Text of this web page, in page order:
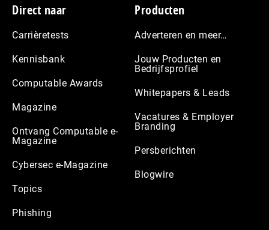
Footer
Direct naar
Carrièretests
Kennisbank
Computable Awards
Magazine
Ontvang Computable e-
Magazine
Cybersec e-Magazine
Topics
Phishing
Producten
Adverteren en meer…
Jouw Producten en
Bedrijfsprofiel
Whitepapers & Leads
Vacatures & Employer
Branding
Persberichten
Blogwire